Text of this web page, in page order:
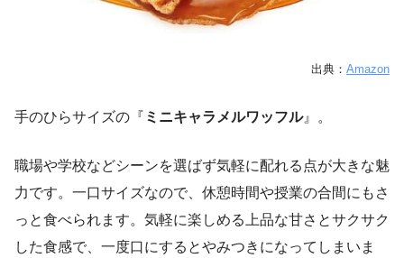
出典： Amazon
手のひらサイズの『 ミニキャラメルワッフル』。
職場や学校などシーンを選ばず気軽に配れる点が大きな魅
力です。一口サイズなので、休憩時間や授業の合間にもさ
っと食べられます。気軽に楽しめる上品な甘さとサクサク
した食感で、一度口にするとやみつきになってしまいま